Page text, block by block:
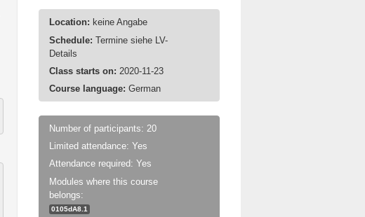
Location: keine Angabe
Schedule: Termine siehe LV-
Details
Class starts on: 2020-11-23
Course language: German
Number of participants: 20
Limited attendance: Yes
Attendance required: Yes
Modules where this course
belongs:
0105dA8.1